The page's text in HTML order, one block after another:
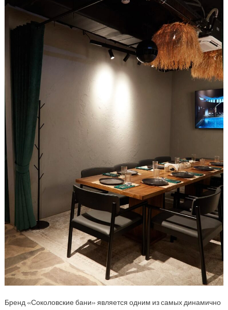
Бренд «Соколовские бани» является одним из самых динамично